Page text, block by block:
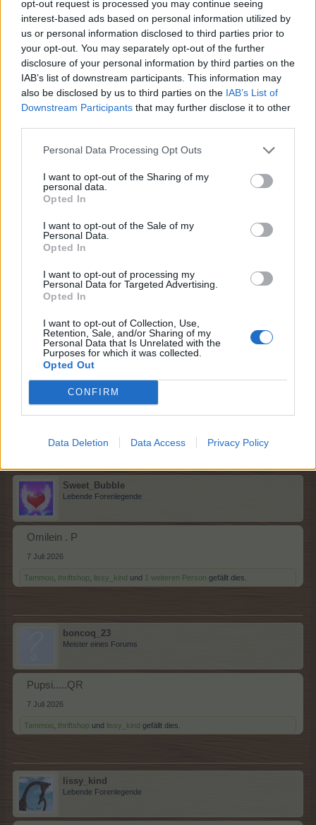
opt-out request is processed you may continue seeing
interest-based ads based on personal information utilized by
us or personal information disclosed to third parties prior to
your opt-out. You may separately opt-out of the further
disclosure of your personal information by third parties on the
IAB’s list of downstream participants. This information may
also be disclosed by us to third parties on the IAB’s List of
Downstream Participants that may further disclose it to other
Personal Data Processing Opt Outs
I want to opt-out of the Sharing of my
personal data.
Opted In
I want to opt-out of the Sale of my
Personal Data.
Opted In
I want to opt-out of processing my
Personal Data for Targeted Advertising.
Opted In
I want to opt-out of Collection, Use,
Retention, Sale, and/or Sharing of my
Personal Data that Is Unrelated with the
Purposes for which it was collected.
Opted Out
CONFIRM
Data Deletion Data Access Privacy Policy
lissy_kind
Lebende Forenlegende
Lümmel....M
7 Juli 2026
Sweet_Bubble
Lebende Forenlegende
Mausi .. N
Tammooundlissy_kindgefällt dies.
lissy_kind
Lebende Forenlegende
Naseweis....O
Sweet_Bubble
Lebende Forenlegende
Omilein . P
7 Juli 2026
Tammoo thriftshop lissy_kind und 1 weiteren Person gefällt dies.
boncoq_23
Meister eines Forums
Pupsi.....QR
7 Juli 2026
Tammoo thriftshop und lissy_kind gefällt dies.
lissy_kind
Lebende Forenlegende